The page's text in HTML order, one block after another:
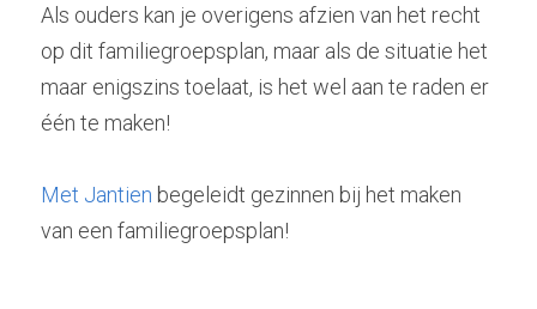
Als ouders kan je overigens afzien van het recht
op dit familiegroepsplan, maar als de situatie het
maar enigszins toelaat, is het wel aan te raden er
één te maken!
Met Jantien begeleidt gezinnen bij het maken
van een familiegroepsplan!